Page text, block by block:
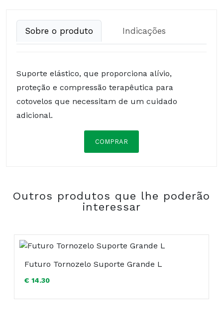
Sobre o produto Indicações
Suporte elástico, que proporciona alívio,
proteção e compressão terapêutica para
cotovelos que necessitam de um cuidado
adicional.
COMPRAR
Outros produtos que lhe poderão
interessar
Futuro Tornozelo Suporte Grande L
€ 14.30